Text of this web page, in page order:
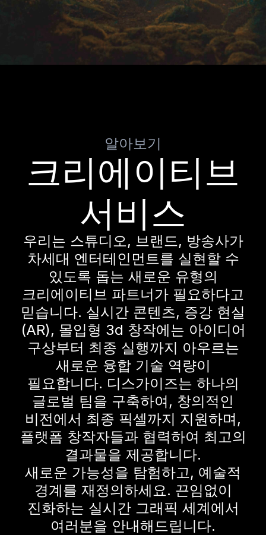
알아보기
크리에이티브
서비스
우리는 스튜디오, 브랜드, 방송사가
차세대 엔터테인먼트를 실현할 수
있도록 돕는 새로운 유형의
크리에이티브 파트너가 필요하다고
믿습니다. 실시간 콘텐츠, 증강 현실
(AR), 몰입형 3d 창작에는 아이디어
구상부터 최종 실행까지 아우르는
새로운 융합 기술 역량이
필요합니다. 디스가이즈는 하나의
글로벌 팀을 구축하여, 창의적인
비전에서 최종 픽셀까지 지원하며,
플랫폼 창작자들과 협력하여 최고의
결과물을 제공합니다.
새로운 가능성을 탐험하고, 예술적
경계를 재정의하세요. 끈임없이
진화하는 실시간 그래픽 세계에서
여러분을 안내해드립니다.